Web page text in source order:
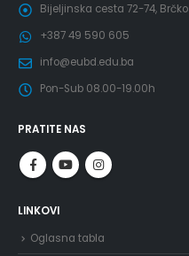
Bijeljinska cesta 72-74, Brčko
+387 49 590 605
info@eubd.edu.ba
Pon-Sub 08.00-19.00h
PRATITE NAS
LINKOVI
Oglasna tabla